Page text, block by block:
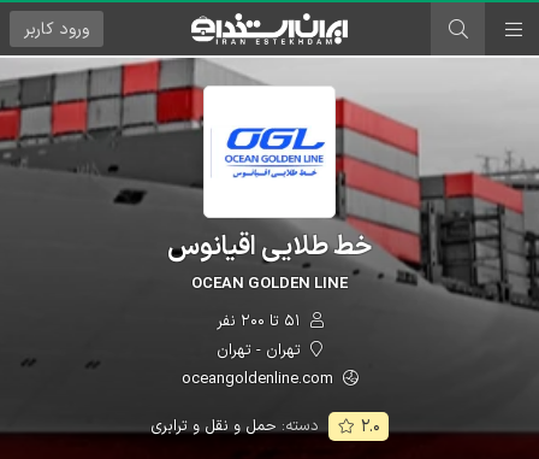
ورود کاربر
خط طلایی اقیانوس
OCEAN GOLDEN LINE
تهران - تهران
۲.۰ دسته: حمل و نقل و ترابری